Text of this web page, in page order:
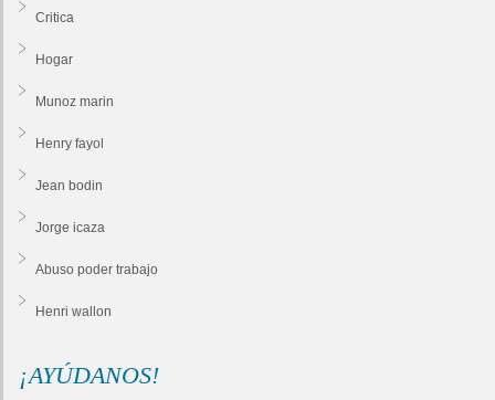
Critica
Hogar
Munoz marin
Henry fayol
Jean bodin
Jorge icaza
Abuso poder trabajo
Henri wallon
¡AYÚDANOS!